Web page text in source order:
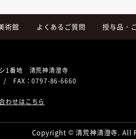
術館 よくあるご質問 授与品・
1番地 清荒神清澄寺
/ FAX：0797-86-6660
わせはこちら
Copyright © 清荒神清澄寺. All